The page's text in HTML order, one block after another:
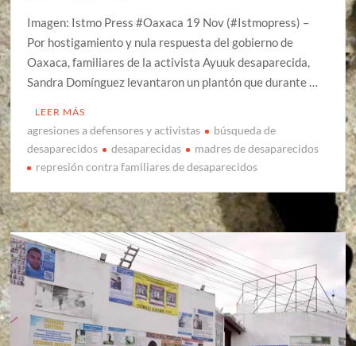
Imagen: Istmo Press #Oaxaca 19 Nov (#Istmopress) –
Por hostigamiento y nula respuesta del gobierno de
Oaxaca, familiares de la activista Ayuuk desaparecida,
Sandra Domínguez levantaron un plantón que durante …
LEER MÁS
agresiones a defensores y activistas
búsqueda de
desaparecidos
desaparecidas
madres de desaparecidos
represión contra familiares de desaparecidos